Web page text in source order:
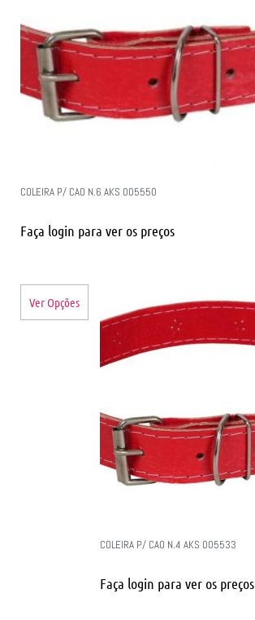
COLEIRA P/ CAO N.6 AKS 005550
Faça login para ver os preços
Ver Opções
COLEIRA P/ CAO N.4 AKS 005533
Faça login para ver os preços